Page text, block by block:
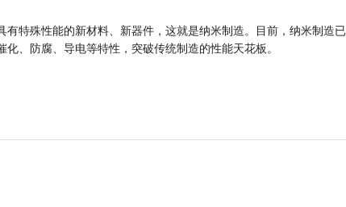
特殊性能的新材料、新器件，这就是纳米制造。目前，纳米制造
、防腐、导电等特性，突破传统制造的性能天花板。